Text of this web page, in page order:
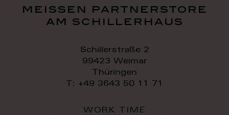
meissen partnerstore
am schillerhaus
Schillerstraße 2
99423 Weimar
Thüringen
T: +49 3643 50 11 71
WORK TIME